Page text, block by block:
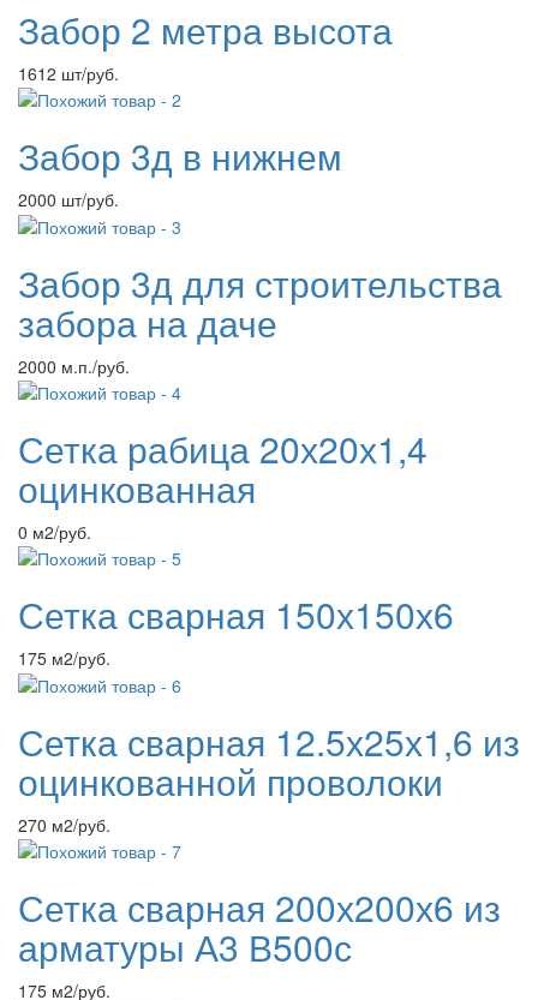
Забор 2 метра высота
1612 шт/руб.
Забор 3д в нижнем
2000 шт/руб.
Забор 3д для строительства
забора на даче
2000 м.п./руб.
Сетка рабица 20х20х1,4
оцинкованная
0 м2/руб.
Сетка сварная 150х150х6
175 м2/руб.
Сетка сварная 12.5х25х1,6 из
оцинкованной проволоки
270 м2/руб.
Сетка сварная 200х200х6 из
арматуры А3 В500с
175 м2/руб.